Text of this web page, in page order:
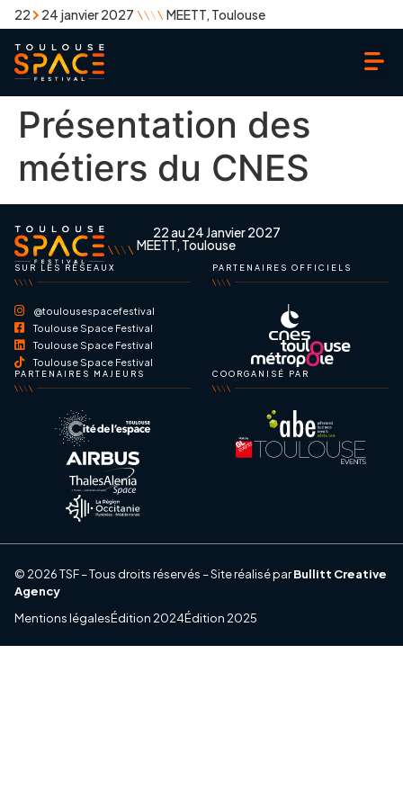
22 24 janvier 2027 MEETT, Toulouse
Présentation des
métiers du CNES
22 au 24 Janvier 2027
MEETT, Toulouse
SUR LES RÉSEAUX
@toulousespacefestival
Toulouse Space Festival
Toulouse Space Festival
Toulouse Space Festival
PARTENAIRES OFFICIELS
PARTENAIRES MAJEURS COORGANISÉ PAR
© 2026 TSF – Tous droits réservés – Site réalisé parBullitt Creative
Agency
Mentions légalesÉdition 2024Édition 2025